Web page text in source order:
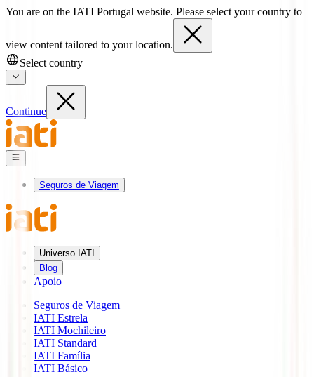
You are on the IATI Portugal website. Please select your country to
view content tailored to your location.
Select country
Continue
Seguros de Viagem
Universo IATI
Blog
Apoio
Seguros de Viagem
IATI Estrela
IATI Mochileiro
IATI Standard
IATI Família
IATI Básico